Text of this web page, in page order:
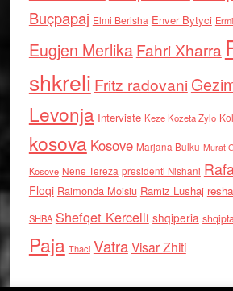
Buçpapaj Elmi Berisha Enver Bytyci
Eugjen MerlikaFahri Xharra
shkreli Fritz radovani
Levonja Interviste Keze Kozeta Zylo
kosova Kosove Marjana Bulku Murat
Kosove Nene Tereza presidenti Nishani
Floqi Raimonda Moisiu Ramiz Lushaj
SHBA Shefqet Kercelli shqiperia
Paja Thaci VatraVisar Zhiti